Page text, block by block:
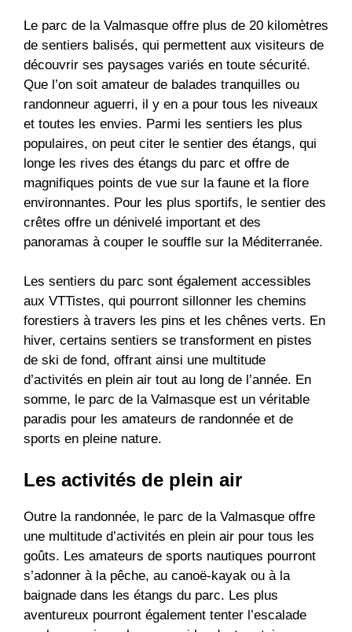
Le parc de la Valmasque offre plus de 20 kilomètres
de sentiers balisés, qui permettent aux visiteurs de
découvrir ses paysages variés en toute sécurité.
Que l’on soit amateur de balades tranquilles ou
randonneur aguerri, il y en a pour tous les niveaux
et toutes les envies. Parmi les sentiers les plus
populaires, on peut citer le sentier des étangs, qui
longe les rives des étangs du parc et offre de
magnifiques points de vue sur la faune et la flore
environnantes. Pour les plus sportifs, le sentier des
crêtes offre un dénivelé important et des
panoramas à couper le souffle sur la Méditerranée.
Les sentiers du parc sont également accessibles
aux VTTistes, qui pourront sillonner les chemins
forestiers à travers les pins et les chênes verts. En
hiver, certains sentiers se transforment en pistes
de ski de fond, offrant ainsi une multitude
d’activités en plein air tout au long de l’année. En
somme, le parc de la Valmasque est un véritable
paradis pour les amateurs de randonnée et de
sports en pleine nature.
Les activités de plein air
Outre la randonnée, le parc de la Valmasque offre
une multitude d’activités en plein air pour tous les
goûts. Les amateurs de sports nautiques pourront
s’adonner à la pêche, au canoë-kayak ou à la
baignade dans les étangs du parc. Les plus
aventureux pourront également tenter l’escalade